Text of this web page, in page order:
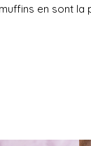
en sont la